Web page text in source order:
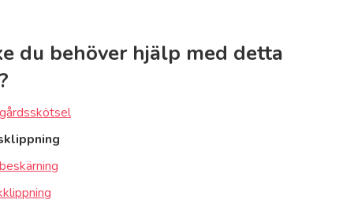
du behöver hjälp med detta